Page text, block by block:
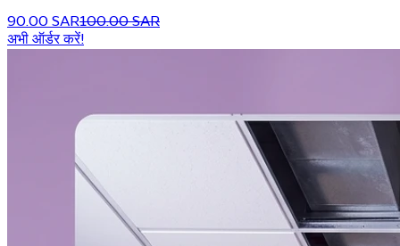
90.00 SAR100.00 SAR
अभी ऑर्डर करें!